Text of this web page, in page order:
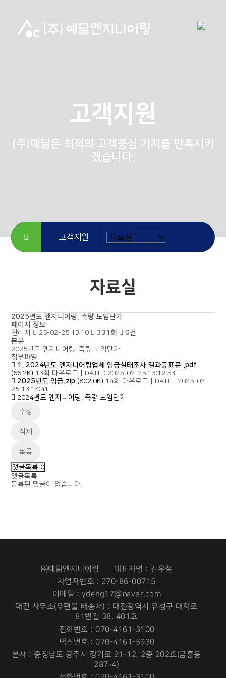
고객지원
(주)예닮은 최적의 고객중심 가치를 만족시키
겠습니다.
고객지원
자료실
2025년도 엔지니어링, 측량 노임단가
페이지 정보
관리자
25-02-25 13:10 331회
0건
본문
2025년도 엔지니어링, 측량 노임단가
첨부파일
1. 2024년도 엔지니어링업체 임금실태조사 결과공표문 .pdf
(66.2K) 13회 다운로드
DATE : 2025-02-25 13:12:53
2025년도 임금.zip (802.0K) 14회 다운로드
DATE : 2025-02-
25 13:14:41
2024년도 엔지니어링, 측량 노임단가
수정
삭제
목록
댓글목록 0
댓글목록
등록된 댓글이 없습니다.
㈜예닮엔지니어링
대표자명 : 김우철
사업자번호 : 270-86-00715
이메일 : ydeng17@naver.com
대전 사무소(우편물 배송처) : 대전광역시 유성구 대학로
81번길 38, 401호
전화번호 : 070-4161-3100
팩스번호 : 070-4161-5930
본사 : 충청남도 공주시 장기로 21-12, 2층 202호(금흥동
287-4)